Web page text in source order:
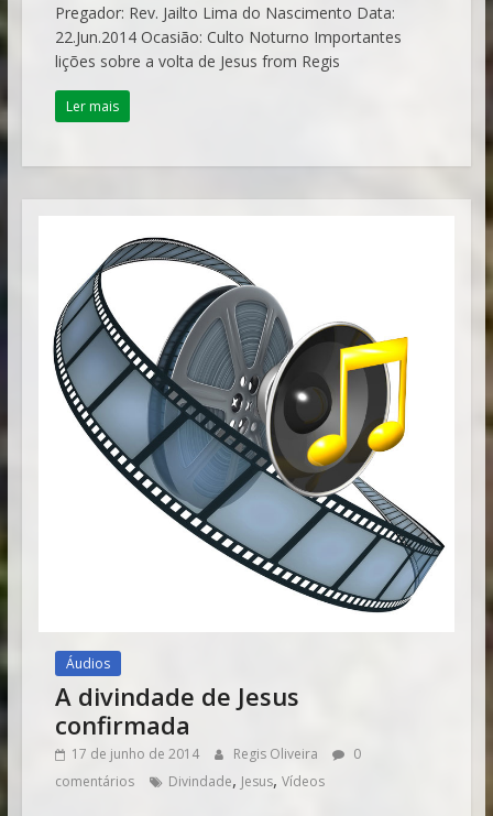
Pregador: Rev. Jailto Lima do Nascimento Data:
22.Jun.2014 Ocasião: Culto Noturno Importantes
lições sobre a volta de Jesus from Regis
Ler mais
Áudios
A divindade de Jesus
confirmada
17 de junho de 2014 Regis Oliveira
0
comentários
Divindade, Jesus, Vídeos